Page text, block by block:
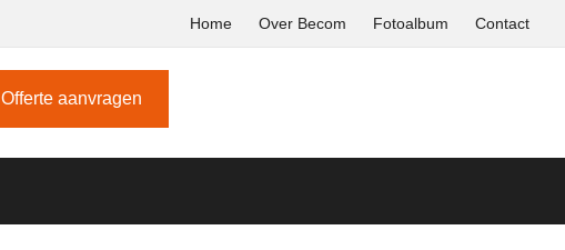
Home Over Becom Fotoalbum Contact
Offerte aanvragen